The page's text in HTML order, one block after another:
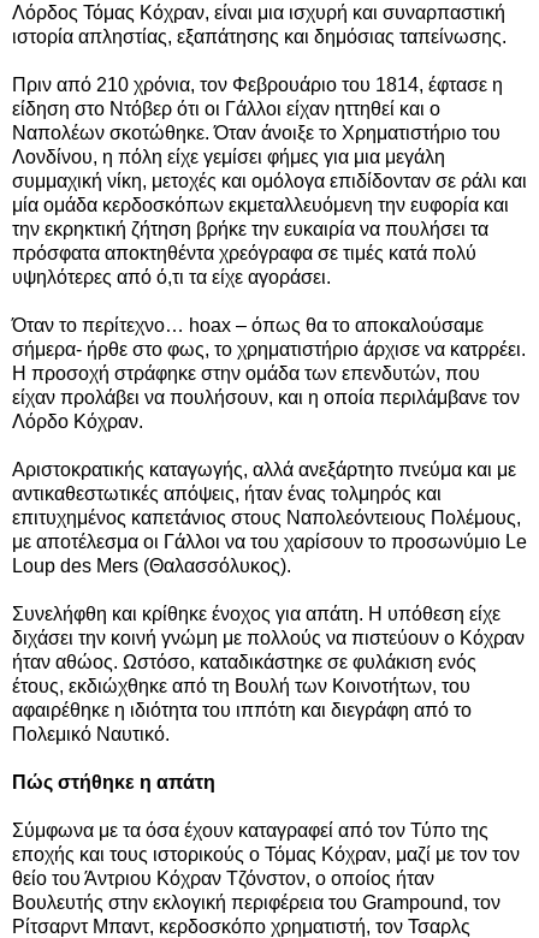
Λόρδος Τόμας Κόχραν, είναι μια ισχυρή και συναρπαστική
ιστορία απληστίας, εξαπάτησης και δημόσιας ταπείνωσης.
Πριν από 210 χρόνια, τον Φεβρουάριο του 1814, έφτασε η
είδηση στο Ντόβερ ότι οι Γάλλοι είχαν ηττηθεί και ο
Ναπολέων σκοτώθηκε. Όταν άνοιξε το Χρηματιστήριο του
Λονδίνου, η πόλη είχε γεμίσει φήμες για μια μεγάλη
συμμαχική νίκη, μετοχές και ομόλογα επιδίδονταν σε ράλι και
μία ομάδα κερδοσκόπων εκμεταλλευόμενη την ευφορία και
την εκρηκτική ζήτηση βρήκε την ευκαιρία να πουλήσει τα
πρόσφατα αποκτηθέντα χρεόγραφα σε τιμές κατά πολύ
υψηλότερες από ό,τι τα είχε αγοράσει.
Όταν το περίτεχνο… hoax – όπως θα το αποκαλούσαμε
σήμερα- ήρθε στο φως, το χρηματιστήριο άρχισε να κατρρέει.
Η προσοχή στράφηκε στην ομάδα των επενδυτών, που
είχαν προλάβει να πουλήσουν, και η οποία περιλάμβανε τον
Λόρδο Κόχραν.
Αριστοκρατικής καταγωγής, αλλά ανεξάρτητο πνεύμα και με
αντικαθεστωτικές απόψεις, ήταν ένας τολμηρός και
επιτυχημένος καπετάνιος στους Ναπολεόντειους Πολέμους,
με αποτέλεσμα οι Γάλλοι να του χαρίσουν το προσωνύμιο Le
Loup des Mers (Θαλασσόλυκος).
Συνελήφθη και κρίθηκε ένοχος για απάτη. Η υπόθεση είχε
διχάσει την κοινή γνώμη με πολλούς να πιστεύουν ο Κόχραν
ήταν αθώος. Ωστόσο, καταδικάστηκε σε φυλάκιση ενός
έτους, εκδιώχθηκε από τη Βουλή των Κοινοτήτων, του
αφαιρέθηκε η ιδιότητα του ιππότη και διεγράφη από το
Πολεμικό Ναυτικό.
Πώς στήθηκε η απάτη
Σύμφωνα με τα όσα έχουν καταγραφεί από τον Τύπο της
εποχής και τους ιστορικούς ο Τόμας Κόχραν, μαζί με τον τον
θείο του Άντριου Κόχραν Τζόνστον, ο οποίος ήταν
Βουλευτής στην εκλογική περιφέρεια του Grampound, τον
Ρίτσαρντ Μπαντ, κερδοσκόπο χρηματιστή, τον Τσαρλς